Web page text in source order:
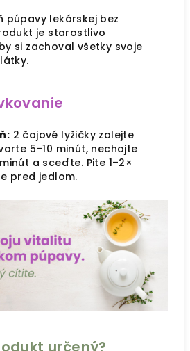
púpavy lekárskej bez
je starostlivo
si zachoval všetky svoje
2 čajové lyžičky zalejte
5–10 minút, nechajte
a sceďte. Pite 1–2×
pred jedlom.
určený?